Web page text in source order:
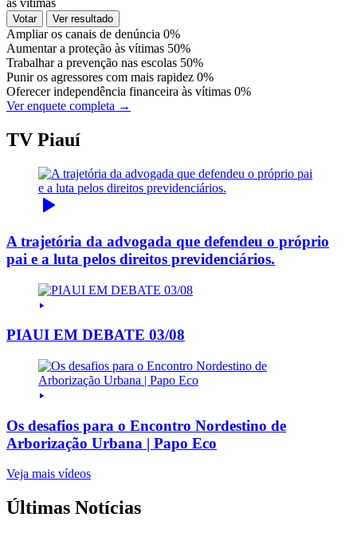
às vítimas
Votar Ver resultado
Ampliar os canais de denúncia 0%
Aumentar a proteção às vítimas 50%
Trabalhar a prevenção nas escolas 50%
Punir os agressores com mais rapidez 0%
Oferecer independência financeira às vítimas 0%
Ver enquete completa →
TV Piauí
A trajetória da advogada que defendeu o próprio
pai e a luta pelos direitos previdenciários.
PIAUI EM DEBATE 03/08
Os desafios para o Encontro Nordestino de
Arborização Urbana | Papo Eco
Veja mais vídeos
Últimas Notícias